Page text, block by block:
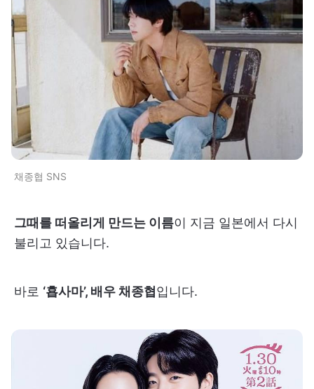
채종협 SNS
그때를 떠올리게 만드는 이름이 지금 일본에서 다시
불리고 있습니다.
바로 ‘횹사마’, 배우 채종협입니다.